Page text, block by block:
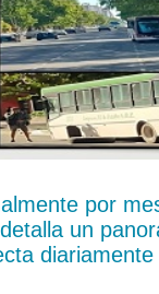
por
un